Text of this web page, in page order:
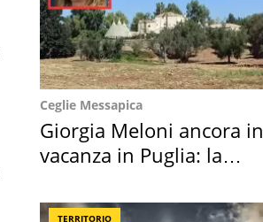
Ceglie Messapica
Giorgia Meloni ancora in
vacanza in Puglia: la
TERRITORIO